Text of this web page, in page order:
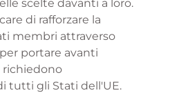
scelte davanti a loro.
di rafforzare la
membri attraverso
portare avanti
tutti gli Stati dell'UE.